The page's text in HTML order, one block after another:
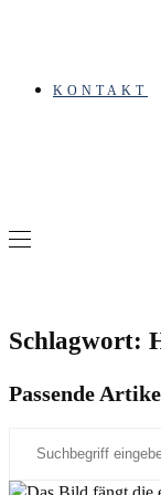
KONTAKT
Schlagwort:
Passende